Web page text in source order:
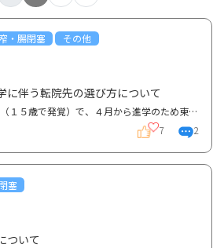
・腸閉塞
その他
に伴う転院先の選び方について
１８歳の娘がクローン病（１５歳で発覚）で、４月から進学のため東京に住みます。現在は、地元（25万...
7 2
塞
ついて